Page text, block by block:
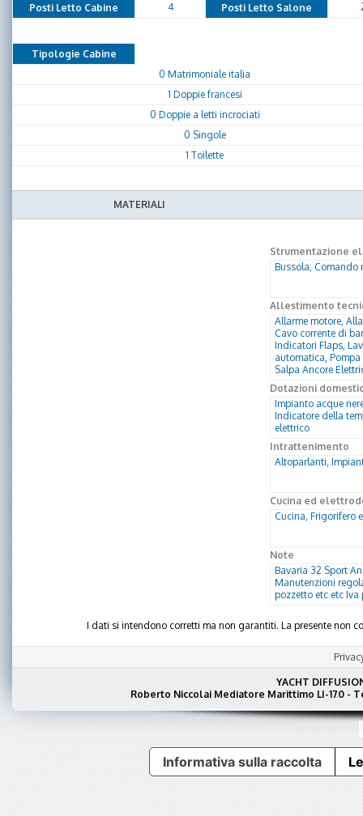
Posti Letto Cabine 4 Posti Letto Salone
Tipologie Cabine
0 Matrimoniale italia
1 Doppie francesi
0 Doppie a letti incrociati
0 Singole
1 Toilette
MATERIALI
Strumentazione
Bussola, Comando
Allestimento
Allarme motore,
Cavo corrente di
Indicatori Flaps,
automatica,
Salpa Ancore
Dotazioni
Impianto acque
Indicatore della
elettrico
Intrattenimento
Altoparlanti,
Cucina ed
Cucina, Frigorifero
Note
Bavaria 32 Sport
Manutenzioni
pozzetto etc etc Iva
I dati si intendono corretti ma non garantiti. La presente non
YACHT
Roberto Niccolai Mediatore Marittimo LI-170 - Tel
Informativa sulla raccolta